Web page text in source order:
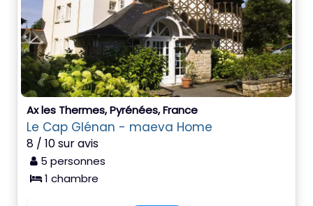
Ax les Thermes, Pyrénées, France
Le Cap Glénan - maeva Home
8 / 10 sur avis
5 personnes
1 chambre